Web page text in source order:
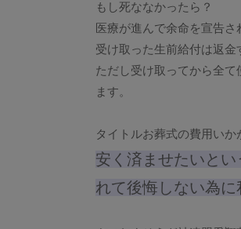
もし死ななかったら？
医療が進んで余命を宣告さ
受け取った生前給付は返金
ただし受け取ってから全
ます。
タイトルお葬式の費用いか
安く済ませたいと
れて後悔しない為